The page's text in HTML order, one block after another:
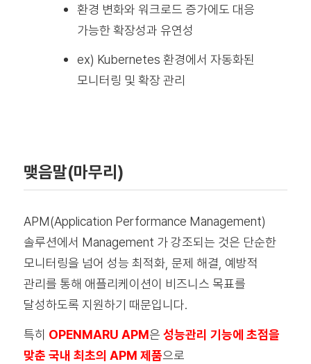
환경 변화와 워크로드 증가에도 대응
가능한 확장성과 유연성
ex) Kubernetes 환경에서 자동화된
모니터링 및 확장 관리
맺음말(마무리)
APM(Application Performance Management)
솔루션에서 Management 가 강조되는 것은 단순한
모니터링을 넘어 성능 최적화, 문제 해결, 예방적
관리를 통해 애플리케이션이 비즈니스 목표를
달성하도록 지원하기 때문입니다.
특히 OPENMARU APM은 성능관리 기능에 초점을
맞춘 국내 최초의 APM 제품으로